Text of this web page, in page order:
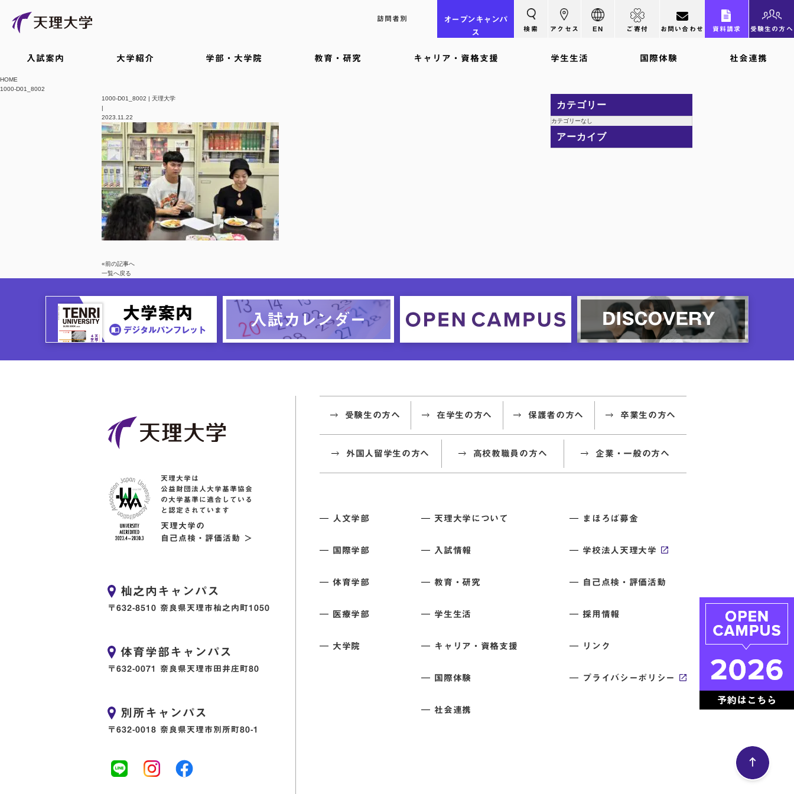
訪問者別 オープン キャンパ
ス
検索 アクセス EN ご寄付 お問い合わせ 資料請求 受験生の方へ
入試案内 大学紹介 学部・大学院 教育・研究 キャリア・資格支援 学生生活 国際体験 社会連携
HOME
1000-D01_8002
1000-D01_8002 | 天理大学
|
2023.11.22
«前の記事へ
一覧へ戻る
カテゴリー
カテゴリーなし
アーカイブ
天理大学は
公益財団法人大学基準協会
の大学基準に適合している
と認定されています
天理大学の
自己点検・評価活動 ＞
杣之内キャンパス
〒632-8510 奈良県天理市杣之内町1050
体育学部キャンパス
〒632-0071 奈良県天理市田井庄町80
別所キャンパス
〒632-0018 奈良県天理市別所町80-1
受験生の方へ 在学生の方へ 保護者の方へ 卒業生の方へ
外国人留学生の方へ 高校教職員の方へ 企業・一般の方へ
人文学部
国際学部
体育学部
医療学部
大学院
天理大学について
入試情報
教育・研究
学生生活
キャリア・資格支援
国際体験
社会連携
まほろば募金
学校法人天理大学
自己点検・評価活動
採用情報
リンク
プライバシーポリシー